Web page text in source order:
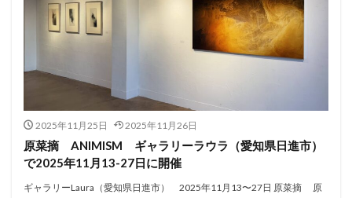
2025年11月25日 2025年11月26日
原菜摘 ANIMISM ギャラリーラウラ（愛知県日進市）
で2025年11月13-27日に開催
ギャラリーLaura（愛知県日進市） 2025年11月13〜27日 原菜摘 原